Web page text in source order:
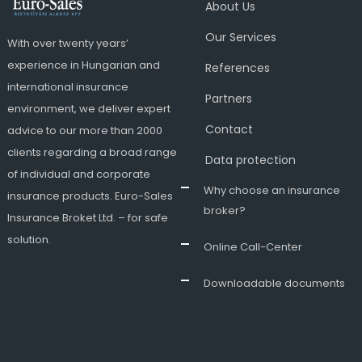
With over twenty years’
experience in Hungarian and
international insurance
environment, we deliver expert
advice to our more than 2000
clients regarding a broad range
of individual and corporate
insurance products. Euro-Sales
Insurance Broket Ltd. – for safe
solution.
About Us
Our Services
References
Partners
Contact
Data protection
Why choose an insurance
broker?
Online Call-Center
Downloadable documents